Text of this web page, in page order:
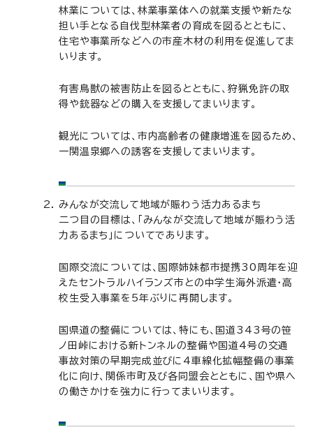
林業については、林業事業体への就業支援や新たな
担い手となる自伐型林業者の育成を図るとともに、
住宅や事業所などへの市産木材の利用を促進してま
いります。
有害鳥獣の被害防止を図るとともに、狩猟免許の取
得や銃器などの購入を支援してまいります。
観光については、市内高齢者の健康増進を図るため、
一関温泉郷への誘客を支援してまいります。
みんなが交流して地域が賑わう活力あるまち
二つ目の目標は、「みんなが交流して地域が賑わう活
力あるまち」についてであります。
国際交流については、国際姉妹都市提携30周年を迎
えたセントラルハイランズ市との中学生海外派遣・高
校生受入事業を5年ぶりに再開します。
国県道の整備については、特にも、国道343号の笹
ノ田峠における新トンネルの整備や国道4号の交通
事故対策の早期完成並びに4車線化拡幅整備の事業
化に向け、関係市町及び各同盟会とともに、国や県へ
の働きかけを強力に行ってまいります。